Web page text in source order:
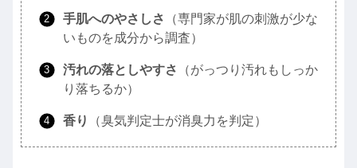
手肌へのやさしさ
（専門家が肌の刺激が少な
いものを成分から調査）
汚れの落としやすさ
（がっつり汚れもしっか
り落ちるか）
香り （臭気判定士が消臭力を判定）